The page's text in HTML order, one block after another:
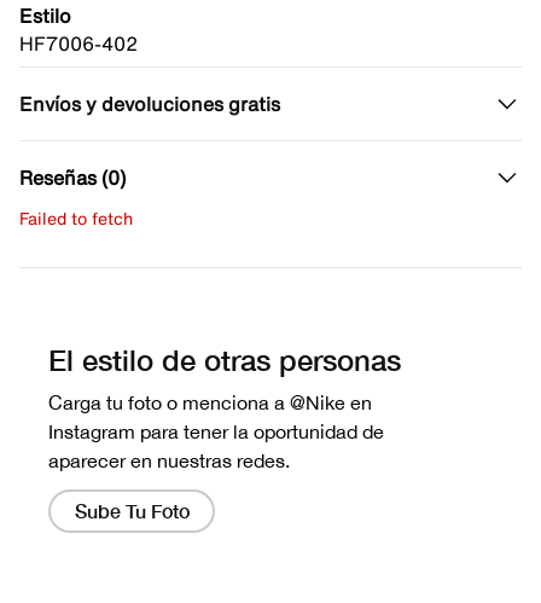
Estilo
HF7006-402
Envíos y devoluciones gratis
Reseñas (0)
Failed to fetch